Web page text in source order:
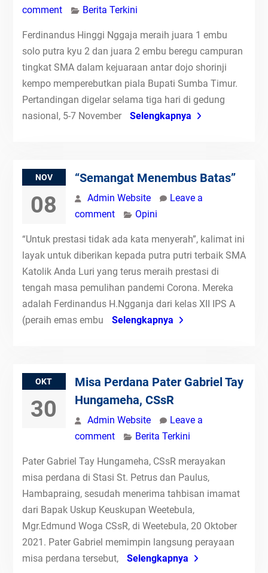
comment Berita Terkini
Ferdinandus Hinggi Nggaja meraih juara 1 embu
solo putra kyu 2 dan juara 2 embu beregu campuran
tingkat SMA dalam kejuaraan antar dojo shorinji
kempo memperebutkan piala Bupati Sumba Timur.
Pertandingan digelar selama tiga hari di gedung
nasional, 5-7 November
Selengkapnya
NOV
08
“Semangat Menembus Batas”
Admin Website
Leave a
comment
Opini
“Untuk prestasi tidak ada kata menyerah”, kalimat ini
layak untuk diberikan kepada putra putri terbaik SMA
Katolik Anda Luri yang terus meraih prestasi di
tengah masa pemulihan pandemi Corona. Mereka
adalah Ferdinandus H.Ngganja dari kelas XII IPS A
(peraih emas embu
Selengkapnya
OKT
30
Misa Perdana Pater Gabriel Tay
Hungameha, CSsR
Admin Website
Leave a
comment
Berita Terkini
Pater Gabriel Tay Hungameha, CSsR merayakan
misa perdana di Stasi St. Petrus dan Paulus,
Hambapraing, sesudah menerima tahbisan imamat
dari Bapak Uskup Keuskupan Weetebula,
Mgr.Edmund Woga CSsR, di Weetebula, 20 Oktober
2021. Pater Gabriel memimpin langsung perayaan
misa perdana tersebut,
Selengkapnya